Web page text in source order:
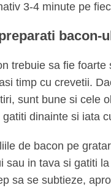
3-4 minute pe
bacon-ul
trebuie sa fie foarte
timp cu crevetii.
sunt bune si cele
dinainte si iata
de bacon pe
sau in tava si gatiti
sa se subtieze,